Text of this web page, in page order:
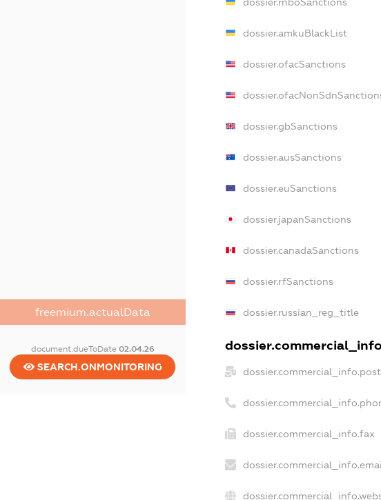
freemium.actualData
document.dueToDate 02.04.26
SEARCH.ONMONITORING
dossier.rnboSanctions
dossier.amkuBlackList
dossier.ofacSanctions
dossier.gbSanctions
dossier.ausSanctions
dossier.euSanctions
dossier.japanSanctions
dossier.canadaSanctions
dossier.rfSanctions
dossier.russian_reg_title
dossier.commercial_info.fax